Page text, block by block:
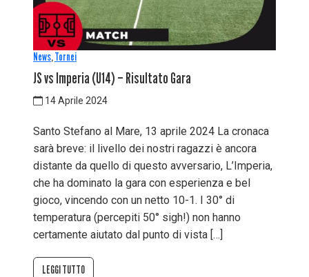
News,Tornei
JS vs Imperia (U14) – Risultato Gara
14 Aprile 2024
Santo Stefano al Mare, 13 aprile 2024 La cronaca
sarà breve: il livello dei nostri ragazzi è ancora
distante da quello di questo avversario, L’Imperia,
che ha dominato la gara con esperienza e bel
gioco, vincendo con un netto 10-1. I 30° di
temperatura (percepiti 50° sigh!) non hanno
certamente aiutato dal punto di vista […]
LEGGI TUTTO